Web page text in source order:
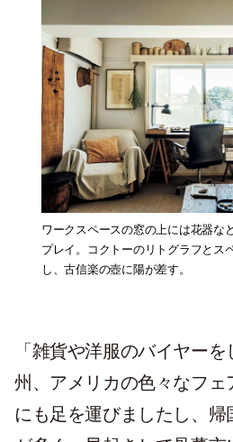
ワークスペースの窓の上には花器な
プレイ。コクトーのリトグラフとス
し、古信楽の壺に陽が差す。
「雑貨や洋服のバイヤー
州、アメリカの色々なフェ
にも足を運びましたし、